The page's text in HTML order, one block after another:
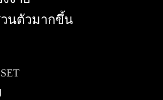
นตัวมากขึ้น